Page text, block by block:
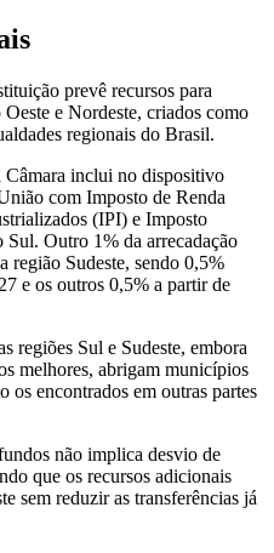
prevê recursos para
e Nordeste, criados como
regionais do Brasil.
Câmara inclui no dispositivo
com Imposto de Renda
(IPI) e Imposto
Outro 1% da arrecadação
região Sudeste, sendo 0,5%
e os outros 0,5% a partir de
regiões Sul e Sudeste, embora
melhores, abrigam municípios
os encontrados em outras partes
não implica desvio de
que os recursos adicionais
sem reduzir as transferências já